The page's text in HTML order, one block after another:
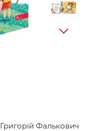
Григорій Фалькович